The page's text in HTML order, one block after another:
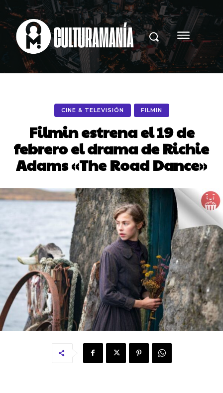
CINE & TELEVISIÓN FILMIN
Filmin estrena el 19 de
febrero el drama de Richie
Adams «The Road Dance»